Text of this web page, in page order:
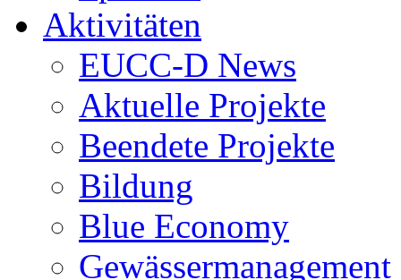
Aktivitäten
EUCC-D News
Aktuelle Projekte
Beendete Projekte
Bildung
Blue Economy
Gewässermanagement